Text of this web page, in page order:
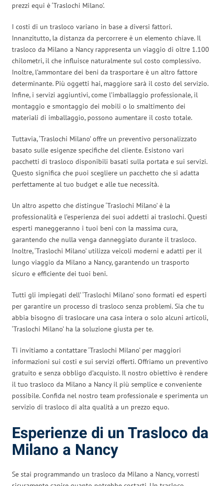
prezzi equi è ‘Traslochi Milano’.
I costi di un trasloco variano in base a diversi fattori.
Innanzitutto, la distanza da percorrere è un elemento chiave. Il
trasloco da Milano a Nancy rappresenta un viaggio di oltre 1.100
chilometri, il che influisce naturalmente sul costo complessivo.
Inoltre, l’ammontare dei beni da trasportare è un altro fattore
determinante. Più oggetti hai, maggiore sarà il costo del servizio.
Infine, i servizi aggiuntivi, come l’imballaggio professionale, il
montaggio e smontaggio dei mobili o lo smaltimento dei
materiali di imballaggio, possono aumentare il costo totale.
Tuttavia, ‘Traslochi Milano’ offre un preventivo personalizzato
basato sulle esigenze specifiche del cliente. Esistono vari
pacchetti di trasloco disponibili basati sulla portata e sui servizi.
Questo significa che puoi scegliere un pacchetto che si adatta
perfettamente al tuo budget e alle tue necessità.
Un altro aspetto che distingue ‘Traslochi Milano’ è la
professionalità e l’esperienza dei suoi addetti ai traslochi. Questi
esperti maneggeranno i tuoi beni con la massima cura,
garantendo che nulla venga danneggiato durante il trasloco.
Inoltre, ‘Traslochi Milano’ utilizza veicoli moderni e adatti per il
lungo viaggio da Milano a Nancy, garantendo un trasporto
sicuro e efficiente dei tuoi beni.
Tutti gli impiegati dell’ ‘Traslochi Milano’ sono formati ed esperti
per garantire un processo di trasloco senza problemi. Sia che tu
abbia bisogno di traslocare una casa intera o solo alcuni articoli,
‘Traslochi Milano’ ha la soluzione giusta per te.
Ti invitiamo a contattare ‘Traslochi Milano’ per maggiori
informazioni sui costi e sui servizi offerti. Offriamo un preventivo
gratuito e senza obbligo d’acquisto. Il nostro obiettivo è rendere
il tuo trasloco da Milano a Nancy il più semplice e conveniente
possibile. Confida nel nostro team professionale e sperimenta un
servizio di trasloco di alta qualità a un prezzo equo.
Esperienze di un Trasloco da
Milano a Nancy
Se stai programmando un trasloco da Milano a Nancy, vorresti